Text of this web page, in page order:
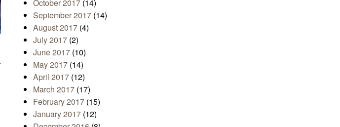
October 2017 (14)
September 2017 (14)
August 2017 (4)
July 2017 (2)
June 2017 (10)
May 2017 (14)
April 2017 (12)
March 2017 (17)
February 2017 (15)
January 2017 (12)